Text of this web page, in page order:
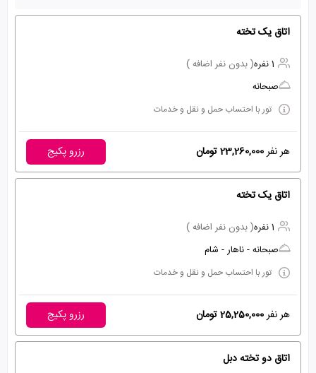
اتاق یک تخته
1 نفره
( بدون نفر اضافه )
صبحانه
تور با احتساب حمل و نقل و خدمات
هر نفر23,260,000 تومان رزرو پکیج
اتاق یک تخته
1 نفره
( بدون نفر اضافه )
صبحانه - ناهار - شام
تور با احتساب حمل و نقل و خدمات
هر نفر25,250,000 تومان رزرو پکیج
اتاق دو تخته دبل